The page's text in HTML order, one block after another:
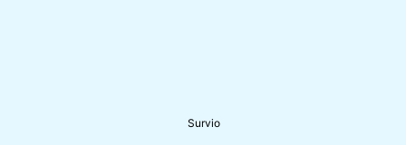
Survio